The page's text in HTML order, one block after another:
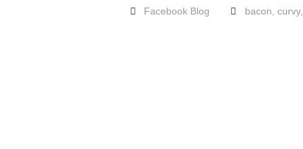
Facebook Blog bacon curvy,